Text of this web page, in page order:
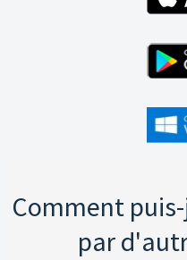
Comment
par